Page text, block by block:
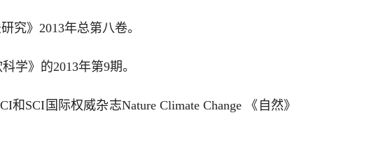
究》2013年总第八卷。
学》的2013年第9期。
和SCI国际权威杂志Nature Climate Change 《自然》